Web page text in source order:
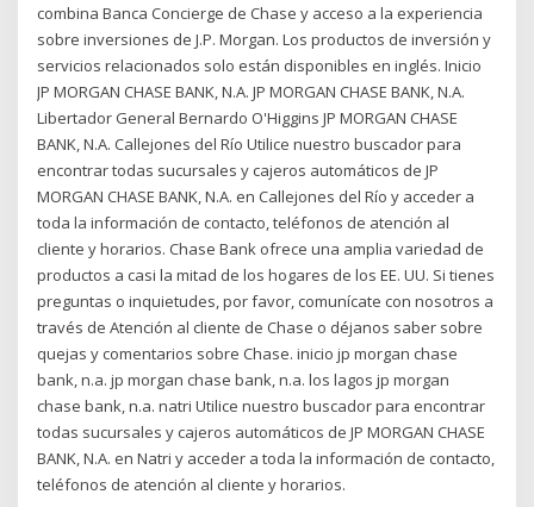
combina Banca Concierge de Chase y acceso a la experiencia
sobre inversiones de J.P. Morgan. Los productos de inversión y
servicios relacionados solo están disponibles en inglés. Inicio
JP MORGAN CHASE BANK, N.A. JP MORGAN CHASE BANK, N.A.
Libertador General Bernardo O'Higgins JP MORGAN CHASE
BANK, N.A. Callejones del Río Utilice nuestro buscador para
encontrar todas sucursales y cajeros automáticos de JP
MORGAN CHASE BANK, N.A. en Callejones del Río y acceder a
toda la información de contacto, teléfonos de atención al
cliente y horarios. Chase Bank ofrece una amplia variedad de
productos a casi la mitad de los hogares de los EE. UU. Si tienes
preguntas o inquietudes, por favor, comunícate con nosotros a
través de Atención al cliente de Chase o déjanos saber sobre
quejas y comentarios sobre Chase. inicio jp morgan chase
bank, n.a. jp morgan chase bank, n.a. los lagos jp morgan
chase bank, n.a. natri Utilice nuestro buscador para encontrar
todas sucursales y cajeros automáticos de JP MORGAN CHASE
BANK, N.A. en Natri y acceder a toda la información de contacto,
teléfonos de atención al cliente y horarios.